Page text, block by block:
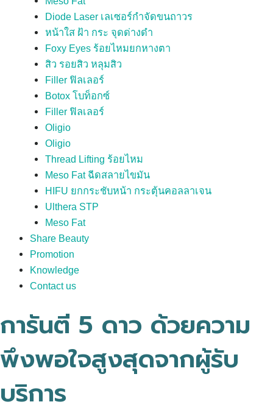
Diode Laser เลเซอร์กำจัดขนถาวร
หน้าใส ฝ้า กระ จุดด่างดำ
Foxy Eyes ร้อยไหมยกหางตา
สิว รอยสิว หลุมสิว
Filler ฟิลเลอร์
Botox โบท็อกซ์
Filler ฟิลเลอร์
Oligio
Oligio
Thread Lifting ร้อยไหม
Meso Fat ฉีดสลายไขมัน
HIFU ยกกระชับหน้า กระตุ้นคอลลาเจน
Ulthera STP
Meso Fat
Share Beauty
Promotion
Knowledge
Contact us
การันตี 5 ดาว ด้วยความ
พึงพอใจสูงสุดจากผู้รับ
บริการ